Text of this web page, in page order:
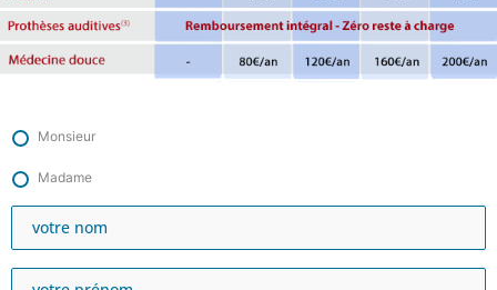
Monsieur
Madame